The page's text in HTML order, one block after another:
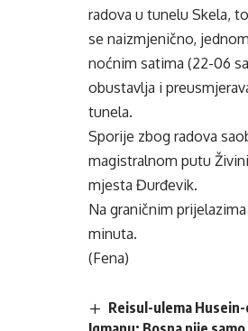
radova u tunelu Skela,
se naizmjenično,
noćnim satima (22-06
obustavlja i
tunela.
Sporije zbog radova
magistralnom putu
mjesta Đurđevik.
Na graničnim
minuta.
(Fena)
Reisul-ulema